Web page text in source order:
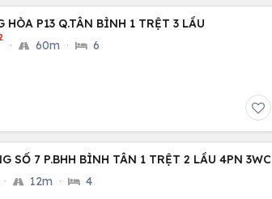
HÒA P13 Q.TÂN BÌNH 1 TRỆT 3 LẦU
· 60m · 6
SỐ 7 P.BHH BÌNH TÂN 1 TRỆT 2 LẦU 4PN 3WC
· 12m · 4